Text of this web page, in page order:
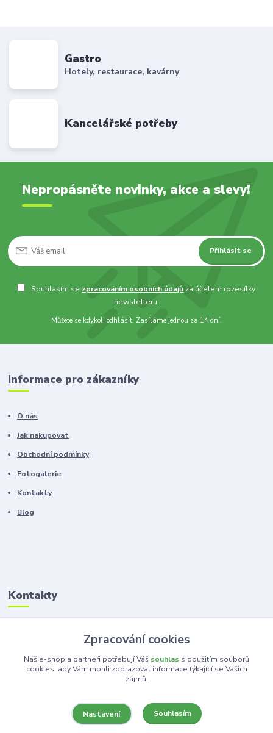
Gastro
Hotely, restaurace, kavárny
Kancelářské potřeby
Nepropásněte novinky, akce a slevy!
Přihlásit se
Souhlasím se zpracováním osobních údajů za účelem rozesílky
newsletteru.
Můžete se kdykoli odhlásit. Zasíláme jednou za 14 dní.
Informace pro zákazníky
O nás
Jak nakupovat
Obchodní podmínky
Fotogalerie
Kontakty
Blog
Kontakty
Zákaznická podpora
+420 603 100 966
(Po-Pá, 8-16 hod.)
Zpracování cookies
Náš e-shop a partneři potřebují Váš souhlas s použitím souborů
cookies, aby Vám mohli zobrazovat informace týkající se Vašich
zájmů.
Nastavení Souhlasím